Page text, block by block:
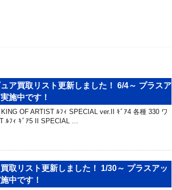
ア買取リスト更新しました！ 6/4～ プラスア
施中です！
OF ARTIST ﾙﾌｨ SPECIAL ver.II ｷﾞｱ4 各種 330 ワ
ﾙﾌｨ ｷﾞｱ5 II SPECIAL …
取リスト更新しました！ 1/30～ プラスアッ
中です！